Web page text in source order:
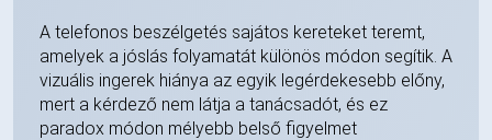
A telefonos beszélgetés sajátos kereteket teremt,
amelyek a jóslás folyamatát különös módon segítik. A
vizuális ingerek hiánya az egyik legérdekesebb előny,
mert a kérdező nem látja a tanácsadót, és ez
paradox módon mélyebb belső figyelmet